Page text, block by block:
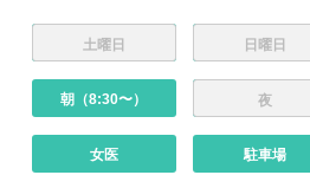
土曜日 日曜日
朝（8:30〜） 夜
女医 駐車場